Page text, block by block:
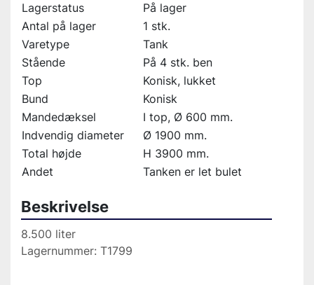
Lagerstatus
På lager
Antal på lager
1 stk.
Varetype
Tank
Stående
På 4 stk. ben
Top
Konisk, lukket
Bund
Konisk
Mandedæksel
I top, Ø 600 mm.
Indvendig diameter
Ø 1900 mm.
Total højde
H 3900 mm.
Andet
Tanken er let bulet
Beskrivelse
8.500 liter
Lagernummer: T1799